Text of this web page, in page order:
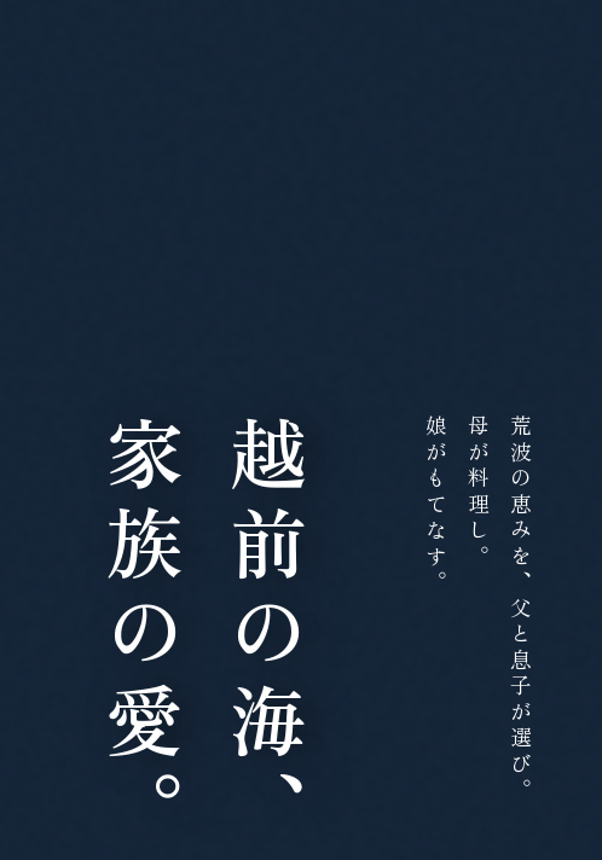
越前の海、
家族の愛。 荒波の恵みを、父と息子が選び。
母が料理し。
娘がもてなす。